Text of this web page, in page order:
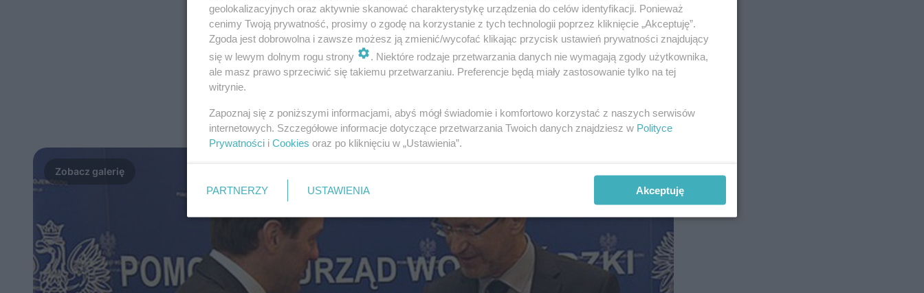
geolokalizacyjnych oraz aktywnie skanować charakterystykę urządzenia do celów identyfikacji. Ponieważ
cenimy Twoją prywatność, prosimy o zgodę na korzystanie z tych technologii poprzez kliknięcie „Akceptuję”.
Zgoda jest dobrowolna i zawsze możesz ją zmienić/wycofać klikając przycisk ustawień prywatności znajdujący
się w lewym dolnym rogu strony
. Niektóre rodzaje przetwarzania danych nie wymagają zgody użytkownika,
ale masz prawo sprzeciwić się takiemu przetwarzaniu. Preferencje będą miały zastosowanie tylko na tej
witrynie.
Zapoznaj się z poniższymi informacjami, abyś mógł świadomie i komfortowo korzystać z naszych serwisów
internetowych. Szczegółowe informacje dotyczące przetwarzania Twoich danych znajdziesz w Polityce
Prywatności i Cookies oraz po kliknięciu w „Ustawienia”.
PARTNERZY USTAWIENIA Akceptuję